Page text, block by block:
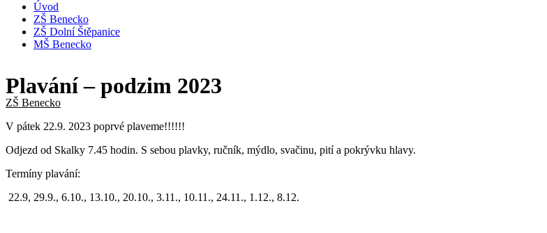
Úvod
ZŠ Benecko
ZŠ Dolní Štěpanice
MŠ Benecko
Plavání – podzim 2023
ZŠ Benecko
V pátek 22.9. 2023 poprvé plaveme!!!!!!
Odjezd od Skalky 7.45 hodin. S sebou plavky, ručník, mýdlo, svačinu, pití a pokrývku hlavy.
Termíny plavání:
22.9, 29.9., 6.10., 13.10., 20.10., 3.11., 10.11., 24.11., 1.12., 8.12.